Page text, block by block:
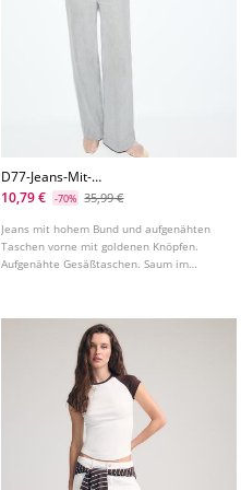
D77-Jeans-Mit-
Minimalistischen-Taschen
10,79 € -70% 35,99 €
Jeans mit hohem Bund und aufgenähten
Taschen vorne mit goldenen Knöpfen.
Aufgenähte Gesäßtaschen. Saum im
verschiedenen Farben erhältlich.